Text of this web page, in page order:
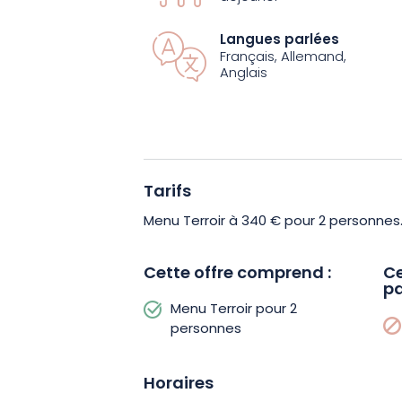
menu Terroir de la Villa René Lalique
avec les créations du Chef Pâtissier
du célèbre maître-verrier, il participe
expérience qui promet d’être unique,
Directeur du restaurant.
Langues parlées
Français, Allemand,
Anglais
Tarifs
Menu Terroir à 340 € pour 2 personnes.
Cette offre comprend :
Menu Terroir pour 2
personnes
Horaires